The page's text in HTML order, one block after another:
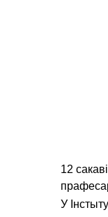
12
У